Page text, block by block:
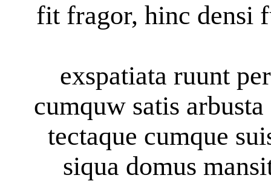
fit fragor, hinc densi
exspatiata ruunt
cumquw satis
tectaque cumque
siqua domus